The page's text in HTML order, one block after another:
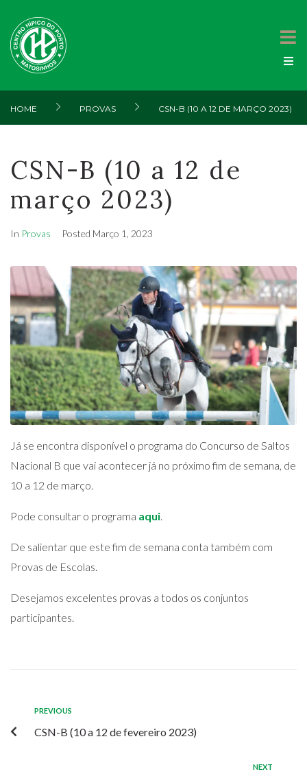
HOME PROVAS CSN-B (10 A 12 DE MARÇO 2023)
CSN-B (10 a 12 de
março 2023)
In Provas Posted Março 1, 2023
Já se encontra disponível o programa do Concurso de Saltos
Nacional B que vai acontecer já no próximo fim de semana, de
10 a 12 de março.
Pode consultar o programa aqui.
De salientar que este fim de semana conta também com
Provas de Escolas.
Desejamos excelentes provas a todos os conjuntos
participantes.
PREVIOUS
CSN-B (10 a 12 de fevereiro 2023)
NEXT